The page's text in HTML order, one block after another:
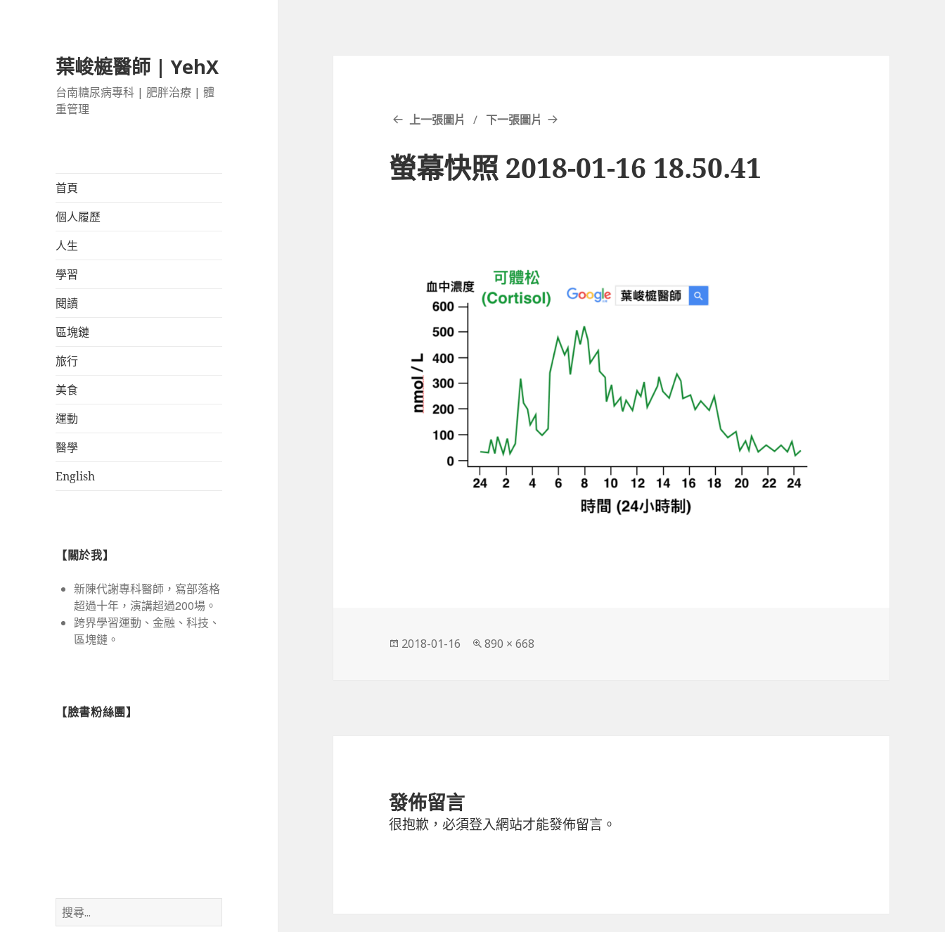
葉峻榳醫師 | YehX
台南糖尿病專科 | 肥胖治療 | 體
重管理
首頁
個人履歷
人生
學習
閱讀
區塊鏈
旅行
美食
運動
醫學
English
【關於我】
新陳代謝專科醫師，寫部落格
超過十年，演講超過200場。
跨界學習運動、金融、科技、
區塊鏈。
【臉書粉絲團】
搜
尋
上一張圖片 下一張圖片
螢幕快照 2018-01-16 18.50.41
發
2018-01-16
完
890 × 668
發佈留言
很抱歉，必須登入網站才能發佈留言。